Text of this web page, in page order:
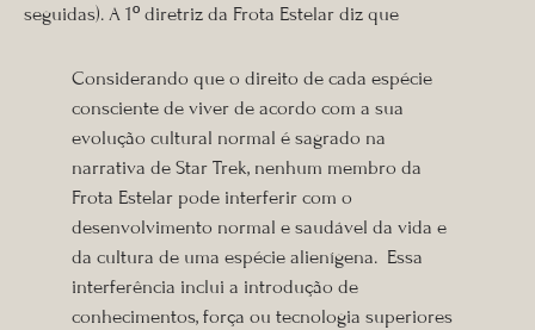
seguidas). A 1º diretriz da Frota Estelar diz que
Considerando que o direito de cada espécie
consciente de viver de acordo com a sua
evolução cultural normal é sagrado na
narrativa de Star Trek, nenhum membro da
Frota Estelar pode interferir com o
desenvolvimento normal e saudável da vida e
da cultura de uma espécie alienígena. Essa
interferência inclui a introdução de
conhecimentos, força ou tecnologia superiores